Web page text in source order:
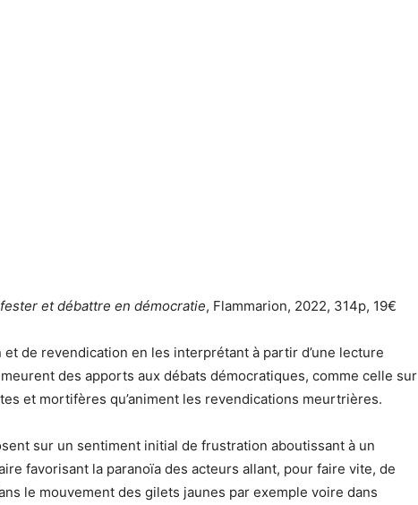
et débattre en démocratie, Flammarion, 2022, 314p, 19€
de revendication en les interprétant à partir d’une lecture
des apports aux débats démocratiques, comme celle sur
et mortifères qu’animent les revendications meurtrières.
sur un sentiment initial de frustration aboutissant à un
favorisant la paranoïa des acteurs allant, pour faire vite, de
le mouvement des gilets jaunes par exemple voire dans